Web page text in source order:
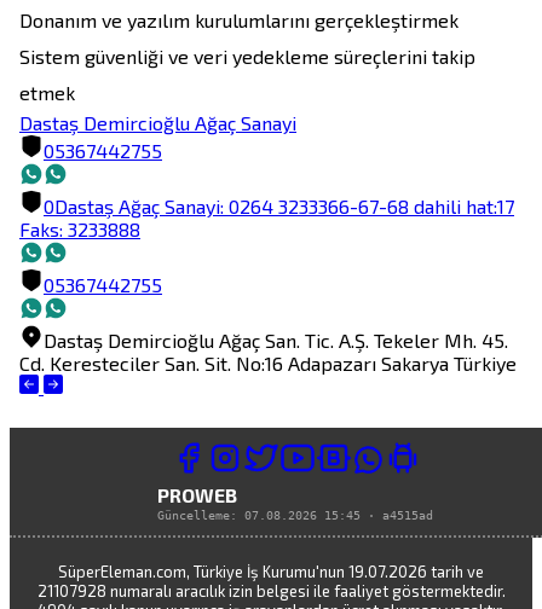
Donanım ve yazılım kurulumlarını gerçekleştirmek
Sistem güvenliği ve veri yedekleme süreçlerini takip
etmek
Dastaş Demircioğlu Ağaç Sanayi
05367442755
0Dastaş Ağaç Sanayi: 0264 3233366-67-68 dahili hat:17
Faks: 3233888
05367442755
Dastaş Demircioğlu Ağaç San. Tic. A.Ş. Tekeler Mh. 45.
Cd. Keresteciler San. Sit. No:16 Adapazarı Sakarya Türkiye
PROWEB
Güncelleme: 07.08.2026 15:45 · a4515ad
SüperEleman.com, Türkiye İş Kurumu'nun 19.07.2026 tarih ve
21107928 numaralı aracılık izin belgesi ile faaliyet göstermektedir.